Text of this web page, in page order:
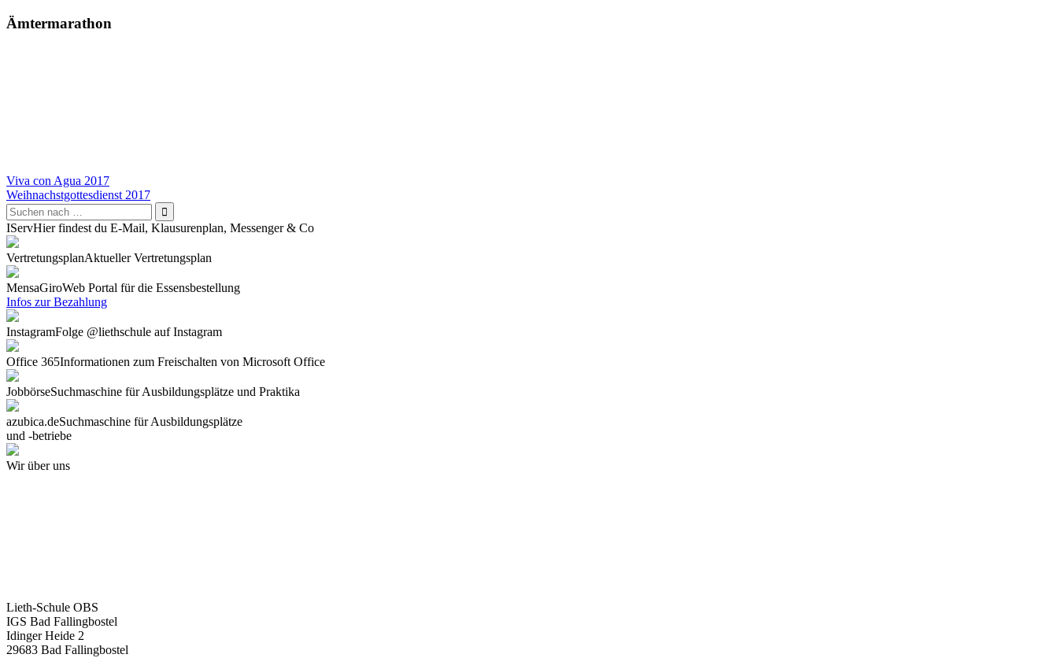
Ämtermarathon
Beitragsnavigation
Viva con Agua 2017
Weihnachstgottesdienst 2017
IServHier findest du E-Mail, Klausurenplan, Messenger & Co
VertretungsplanAktueller Vertretungsplan
MensaGiroWeb Portal für die Essensbestellung
Infos zur Bezahlung
InstagramFolge @liethschule auf Instagram
Office 365Informationen zum Freischalten von Microsoft Office
JobbörseSuchmaschine für Ausbildungsplätze und Praktika
azubica.deSuchmaschine für Ausbildungsplätze
und -betriebe
Wir über uns
Lieth-Schule OBS
IGS Bad Fallingbostel
Idinger Heide 2
29683 Bad Fallingbostel